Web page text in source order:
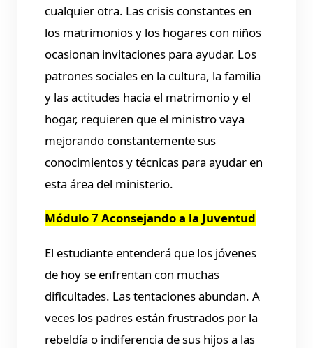
cualquier otra. Las crisis constantes en
los matrimonios y los hogares con niños
ocasionan invitaciones para ayudar. Los
patrones sociales en la cultura, la familia
y las actitudes hacia el matrimonio y el
hogar, requieren que el ministro vaya
mejorando constantemente sus
conocimientos y técnicas para ayudar en
esta área del ministerio.
Módulo 7 Aconsejando a la Juventud
El estudiante entenderá que los jóvenes
de hoy se enfrentan con muchas
dificultades. Las tentaciones abundan. A
veces los padres están frustrados por la
rebeldía o indiferencia de sus hijos a las